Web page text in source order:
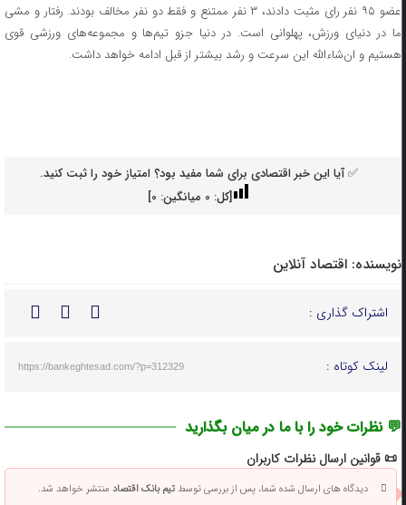
عضو ۹۵ نفر رای مثبت دادند، ۳ نفر ممتنع و فقط دو نفر مخالف بودند. رفتار و مشی‌
ما در دنیای ورزش، پهلوانی است. در دنیا جزو تیم‌ها و مجموعه‌های ورزشی قوی
هستیم و ان‌شاءالله این سرعت و رشد بیشتر از قبل ادامه خواهد داشت.
✅ آیا این خبر اقتصادی برای شما مفید بود؟ امتیاز خود را ثبت کنید.
[کل: 0میانگین: 0
]
نویسنده: اقتصاد آنلاین
اشتراک گذاری :
لینک کوتاه : https://bankeghtesad.com/?p=312329
💬 نظرات خود را با ما در میان بگذارید
📜 قوانین ارسال نظرات کاربران
دیدگاه های ارسال شده شما، پس از بررسی توسطتیم بانک اقتصادمنتشر خواهد شد.